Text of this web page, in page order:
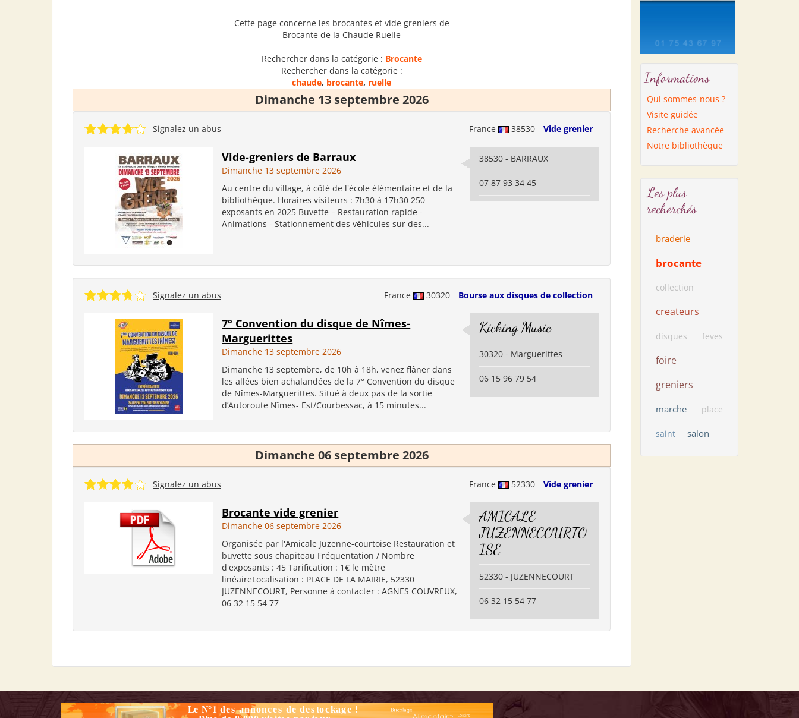
Cette page concerne les brocantes et vide greniers de
Brocante de la Chaude Ruelle
Rechercher dans la catégorie : Brocante
Rechercher dans la catégorie :
chaude, brocante, ruelle
Dimanche 13 septembre 2026
France 38530 Vide grenier
Signalez un abus
Vide-greniers de Barraux
Dimanche 13 septembre 2026
Au centre du village, à côté de l'école élémentaire et de la
bibliothèque. Horaires visiteurs : 7h30 à 17h30 250
exposants en 2025 Buvette – Restauration rapide -
Animations - Stationnement des véhicules sur des...
38530 - BARRAUX
07 87 93 34 45
France 30320 Bourse aux disques de collection
Signalez un abus
7° Convention du disque de Nîmes-
Marguerittes
Dimanche 13 septembre 2026
Dimanche 13 septembre, de 10h à 18h, venez flâner dans
les allées bien achalandées de la 7° Convention du disque
de Nîmes-Marguerittes. Situé à deux pas de la sortie
d’Autoroute Nîmes- Est/Courbessac, à 15 minutes...
Kicking Music
30320 - Marguerittes
06 15 96 79 54
Dimanche 06 septembre 2026
France 52330 Vide grenier
Signalez un abus
Brocante vide grenier
Dimanche 06 septembre 2026
Organisée par l'Amicale Juzenne-courtoise Restauration et
buvette sous chapiteau Fréquentation / Nombre
d'exposants : 45 Tarification : 1€ le mètre
linéaireLocalisation : PLACE DE LA MAIRIE, 52330
JUZENNECOURT, Personne à contacter : AGNES COUVREUX,
06 32 15 54 77
AMICALE
JUZENNECOURTO
ISE
52330 - JUZENNECOURT
06 32 15 54 77
Informations
Qui sommes-nous ?
Visite guidée
Recherche avancée
Notre bibliothèque
Les plus
recherchés
braderie
brocante
collection
createurs
disques feves
foire
greniers
marche place
saint salon